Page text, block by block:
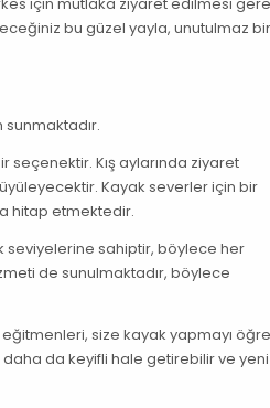
bu güzel yayla, unutulmaz bir
sunmaktadır.
Kış aylarında ziyaret
Kayak severler için bir
hitap etmektedir.
seviyelerine sahiptir, böylece her
de sunulmaktadır, böylece
size kayak yapmayı
da keyifli hale getirebilir ve yeni